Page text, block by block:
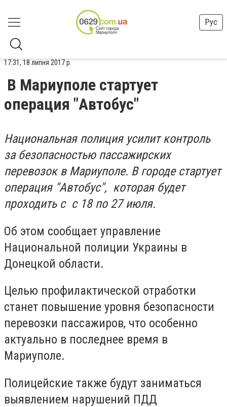
Рус
17:31, 18 липня 2017 р.
В Мариуполе стартует
операция "Автобус"
Национальная полиция усилит контроль
за безопасностью пассажирских
перевозок в Мариуполе. В городе стартует
операция "Автобус", которая будет
проходить с с 18 по 27 июля.
Об этом сообщает управление
Национальной полиции Украины в
Донецкой области.
Целью профилактической отработки
станет повышение уровня безопасности
перевозки пассажиров, что особенно
актуально в последнее время в
Мариуполе.
Полицейские также будут заниматься
выявлением нарушений ПДД